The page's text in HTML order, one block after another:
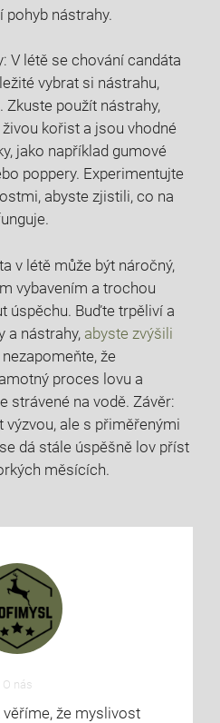
pohyb⁤ nástrahy.
V létě⁢ se chování ⁣candáta​
vybrat si nástrahu,
Zkuste použít nástrahy,
kořist a jsou vhodné⁤
jako například⁢ gumové
poppery. Experimentujte
⁢abyste zjistili, co⁤ na
v létě může​ být náročný,
vybavením a trochou
úspěchu. Buďte ‌trpěliví a
a nástrahy, abyste zvýšili
nezapomeňte, že
proces lovu a
strávené⁣ na vodě. Závěr:
výzvou, ale ‍s přiměřenými
dá⁢ stále úspěšně lov příst
měsících.
O nás
že myslivost